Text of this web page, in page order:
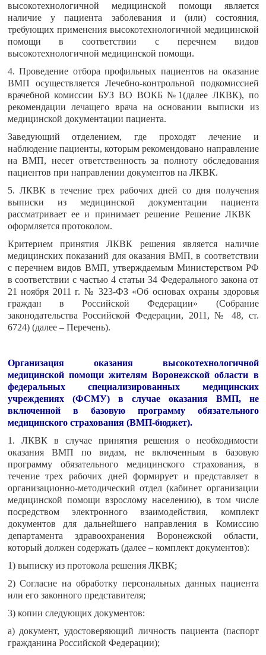
высокотехнологичной медицинской помощи является
наличие у пациента заболевания и (или) состояния,
требующих применения высокотехнологичной медицинской
помощи в соответствии с перечнем видов
высокотехнологичной медицинской помощи.
4. Проведение отбора профильных пациентов на оказание
ВМП осуществляется Лечебно-контрольной подкомиссией
врачебной комиссии БУЗ ВО ВОКБ №1(далее ЛКВК), по
рекомендации лечащего врача на основании выписки из
медицинской документации пациента.
Заведующий отделением, где проходят лечение и
наблюдение пациенты, которым рекомендовано направление
на ВМП, несет ответственность за полноту обследования
пациентов при направлении документов на ЛКВК.
5. ЛКВК в течение трех рабочих дней со дня получения
выписки из медицинской документации пациента
рассматривает ее и принимает решение Решение ЛКВК
оформляется протоколом.
Критерием принятия ЛКВК решения является наличие
медицинских показаний для оказания ВМП, в соответствии
с перечнем видов ВМП, утверждаемым Министерством РФ
в соответствии с частью 4 статьи 34 Федерального закона от
21 ноября 2011 г. № 323-ФЗ «Об основах охраны здоровья
граждан в Российской Федерации» (Собрание
законодательства Российской Федерации, 2011, № 48, ст.
6724) (далее – Перечень).
Организация оказания высокотехнологичной
медицинской помощи жителям Воронежской области в
федеральных специализированных медицинских
учреждениях (ФСМУ) в случае оказания ВМП, не
включенной в базовую программу обязательного
медицинского страхования (ВМП-бюджет).
1. ЛКВК в случае принятия решения о необходимости
оказания ВМП по видам, не включенным в базовую
программу обязательного медицинского страхования, в
течение трех рабочих дней формирует и представляет в
организационно-методический отдел (кабинет организации
медицинской помощи взрослому населению), в том числе
посредством электронного взаимодействия, комплект
документов для дальнейшего направления в Комиссию
департамента здравоохранения Воронежской области,
который должен содержать (далее – комплект документов):
1) выписку из протокола решения ЛКВК;
2) Согласие на обработку персональных данных пациента
или его законного представителя;
3) копии следующих документов:
а) документ, удостоверяющий личность пациента (паспорт
гражданина Российской Федерации);